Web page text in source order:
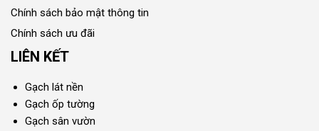
Chính sách bảo mật thông tin
Chính sách ưu đãi
LIÊN KẾT
Gạch lát nền
Gạch ốp tường
Gạch sân vườn